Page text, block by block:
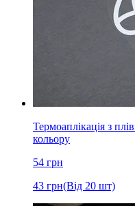
Термоаплікація з
кольору
54 грн
43 грн(Від 20 шт)